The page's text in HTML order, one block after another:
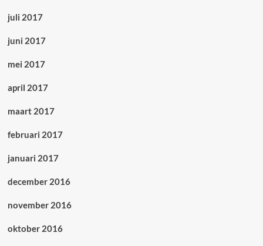
juli 2017
juni 2017
mei 2017
april 2017
maart 2017
februari 2017
januari 2017
december 2016
november 2016
oktober 2016